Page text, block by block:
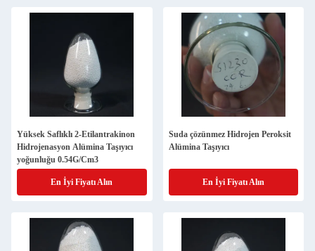
Yüksek Saflıklı 2-Etilantrakinon
Hidrojenasyon Alümina Taşıyıcı
yoğunluğu 0.54G/Cm3
En İyi Fiyatı Alın
Suda çözünmez Hidrojen Peroksit
Alümina Taşıyıcı
En İyi Fiyatı Alın